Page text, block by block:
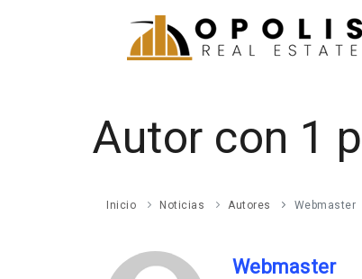
Autor con 1
Inicio Noticias Autores Webmaster
Webmaster